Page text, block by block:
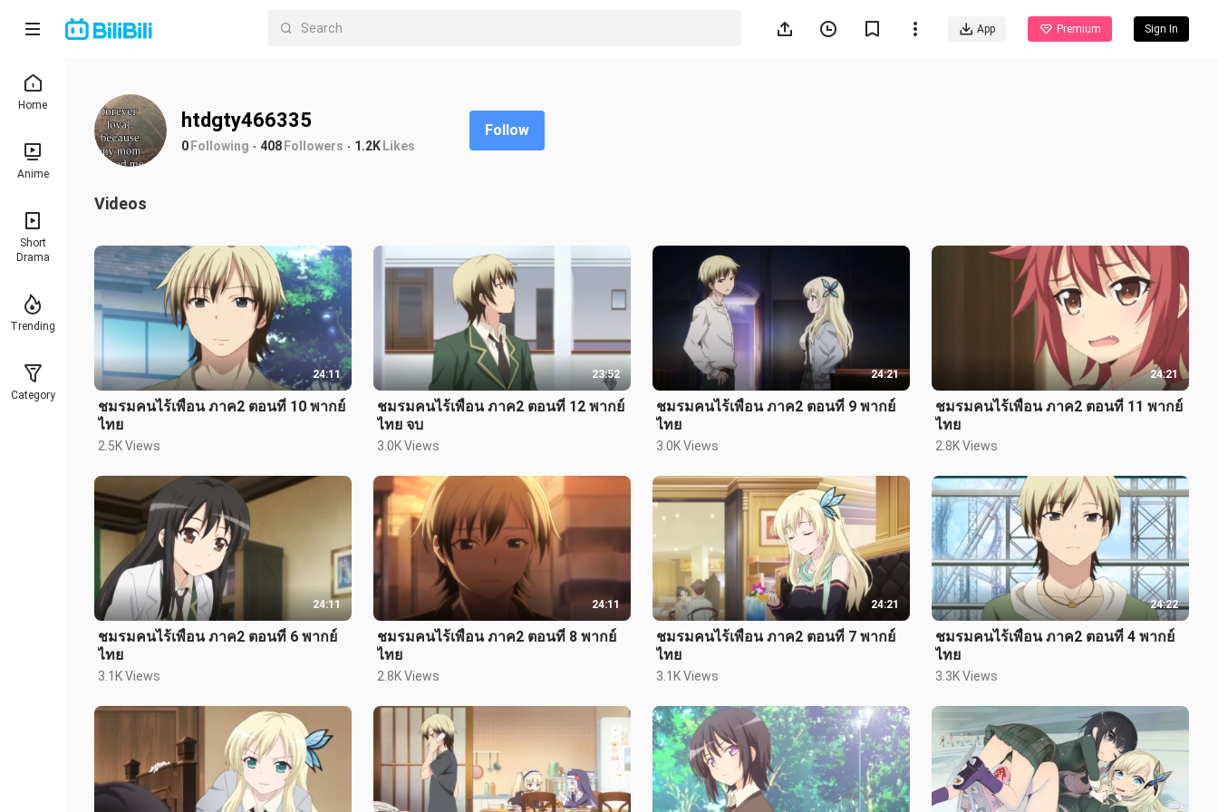
App Premium Sign In
Home
Anime
Short
Drama
Trending
Category
htdgty466335
0Following 408Followers 1.2KLikes
Follow
Videos
24:11
ชมรมคนไร้เพื่อน ภาค2 ตอนที่ 10 พากย์
ไทย
2.5K Views
23:52
ชมรมคนไร้เพื่อน ภาค2 ตอนที่ 12 พากย์
ไทย จบ
3.0K Views
24:21
ชมรมคนไร้เพื่อน ภาค2 ตอนที่ 9 พากย์
ไทย
3.0K Views
24:21
ชมรมคนไร้เพื่อน ภาค2 ตอนที่ 11 พากย์
ไทย
2.8K Views
24:11
ชมรมคนไร้เพื่อน ภาค2 ตอนที่ 6 พากย์
ไทย
3.1K Views
24:11
ชมรมคนไร้เพื่อน ภาค2 ตอนที่ 8 พากย์
ไทย
2.8K Views
24:21
ชมรมคนไร้เพื่อน ภาค2 ตอนที่ 7 พากย์
ไทย
3.1K Views
24:22
ชมรมคนไร้เพื่อน ภาค2 ตอนที่ 4 พากย์
ไทย
3.3K Views